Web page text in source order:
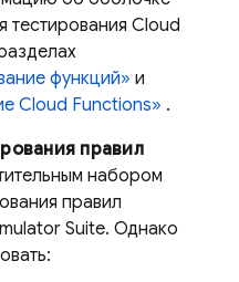
тестирования Cloud
функций» и
Cloud Functions» .
правил
набором
правил
Suite. Однако